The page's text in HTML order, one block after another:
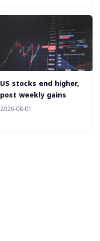
‎US stocks end higher,
post weekly gains
2026-08-01